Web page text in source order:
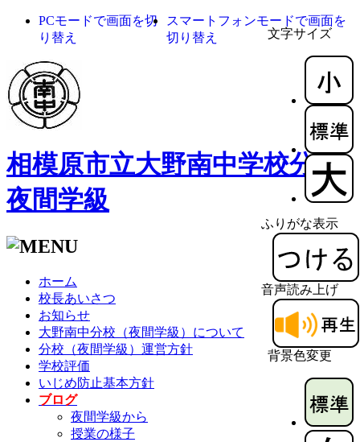
文字サイズ
ふりがな表示
音声読み上げ
背景色変更
PCモードで画面を切
り替え
スマートフォンモードで画面を
切り替え
相模原市立大野南中学校分校
夜間学級
ホーム
校長あいさつ
お知らせ
大野南中分校（夜間学級）について
分校（夜間学級）運営方針
学校評価
いじめ防止基本方針
ブログ
夜間学級から
授業の様子